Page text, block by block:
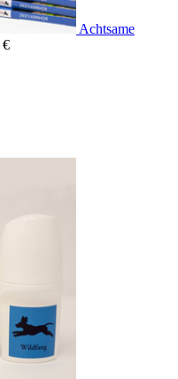
Achtsame
€